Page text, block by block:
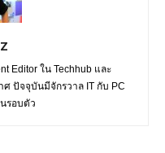
Editor ใน Techhub และ
ศ ปัจจุบันมีจักรวาล IT กับ PC
รอบตัว